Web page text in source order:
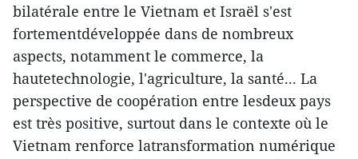
bilatérale entre le Vietnam et Israël s'est
fortementdéveloppée dans de nombreux
aspects, notamment le commerce, la
hautetechnologie, l'agriculture, la santé... La
perspective de coopération entre lesdeux pays
est très positive, surtout dans le contexte où le
Vietnam renforce latransformation numérique